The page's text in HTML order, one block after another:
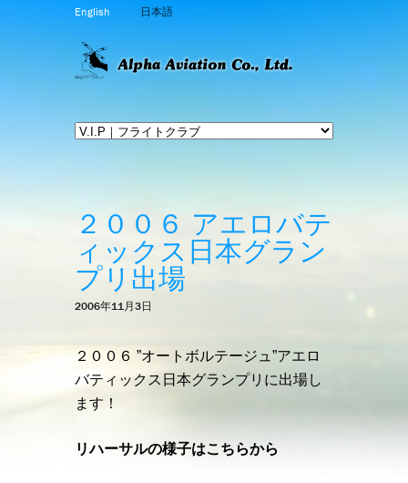
English 日本語
２００６ アエロバテ
ィックス日本グラン
プリ出場
2006年11月3日
２００６ ”オートボルテージュ”アエロ
バティックス日本グランプリに出場し
ます！
リハーサルの様子はこちらから